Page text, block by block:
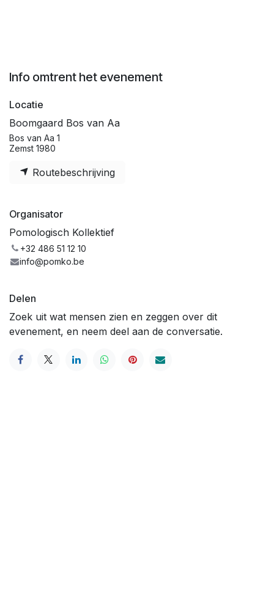
Info omtrent het evenement
Locatie
Boomgaard Bos van Aa
Bos van Aa 1
Zemst 1980
Routebeschrijving
Organisator
Pomologisch Kollektief
+32 486 51 12 10
info@pomko.be
Delen
Zoek uit wat mensen zien en zeggen over dit
evenement, en neem deel aan de conversatie.